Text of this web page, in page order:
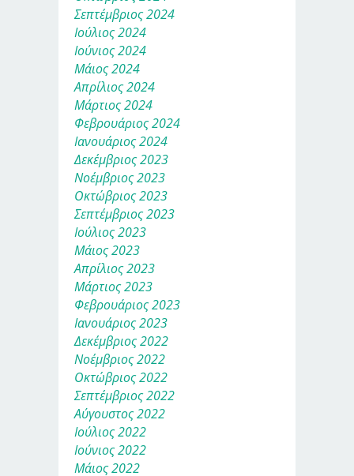
Σεπτέμβριος 2024
Ιούλιος 2024
Ιούνιος 2024
Μάιος 2024
Απρίλιος 2024
Μάρτιος 2024
Φεβρουάριος 2024
Ιανουάριος 2024
Δεκέμβριος 2023
Νοέμβριος 2023
Οκτώβριος 2023
Σεπτέμβριος 2023
Ιούλιος 2023
Μάιος 2023
Απρίλιος 2023
Μάρτιος 2023
Φεβρουάριος 2023
Ιανουάριος 2023
Δεκέμβριος 2022
Νοέμβριος 2022
Οκτώβριος 2022
Σεπτέμβριος 2022
Αύγουστος 2022
Ιούλιος 2022
Ιούνιος 2022
Μάιος 2022